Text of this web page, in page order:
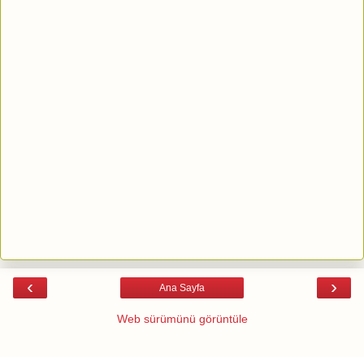
‹ ›
Ana Sayfa
Web sürümünü görüntüle